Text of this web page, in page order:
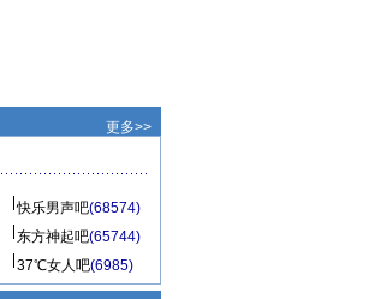
更多>>
快乐男声吧(68574)
东方神起吧(65744)
37℃女人吧(6985)